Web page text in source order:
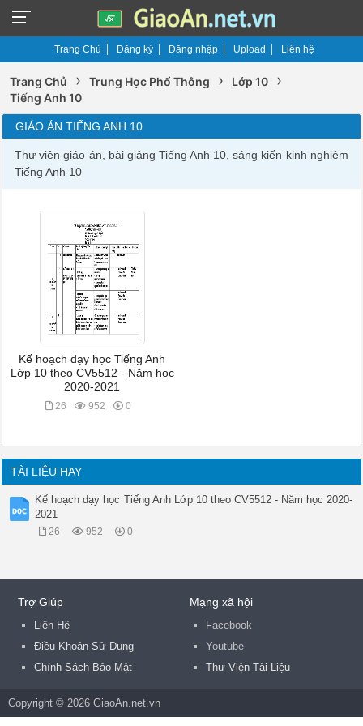
Trang Chủ Đăng ký Đăng nhập Upload Liên hệ
Trang Chủ › Trung Học Phổ Thông › Lớp 10 ›
Tiếng Anh 10
GIÁO ÁN TIẾNG ANH 10
Thư viện giáo án, bài giảng Tiếng Anh 10, sáng kiến kinh nghiệm
Tiếng Anh 10
Kế hoạch dạy học Tiếng Anh
Lớp 10 theo CV5512 - Năm học
2020-2021
26 952 0
TÀI LIỆU HAY
Kế hoạch dạy học Tiếng Anh Lớp 10 theo CV5512 - Năm học 2020-
2021
26 952 0
Trợ Giúp
Liên Hệ
Điều Khoản Sử Dụng
Chính Sách Bảo Mật
Mạng xã hội
Facebook
Youtube
Thư Viện Tài Liệu
Copyright © 2026 GiaoAn.net.vn